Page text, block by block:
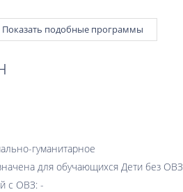
Показать подобные программы
гуманитарное
для обучающихся Дети без ОВЗ
с ОВЗ: -